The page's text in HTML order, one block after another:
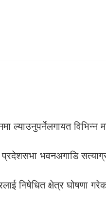
ल्याउनुपर्नेलगायत
प्रदेशसभा भवनअगाडि
निषेधित क्षेत्र घोषणा